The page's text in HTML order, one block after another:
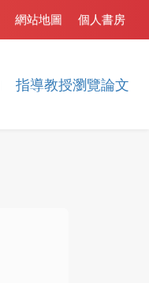
指導教授瀏覽論文
個人書房
網站地圖